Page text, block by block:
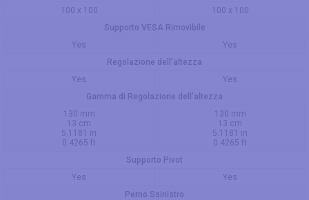
100 x 100
100 x 100
Supporto VESA Rimovibile
Yes
Yes
Regolazione dell'altezza
Yes
Yes
Gamma di Regolazione dell'altezza
130 mm
13 cm
5.1181 in
0.4265 ft
130 mm
13 cm
5.1181 in
0.4265 ft
Supporto Pivot
Yes
Yes
Perno Ssinistro